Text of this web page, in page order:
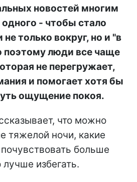
новостей многим
- чтобы стало
только вокруг, но и "в
поэтому люди все чаще
не перегружает,
и помогает хотя бы
ощущение покоя.
что можно
тяжелой ночи, какие
больше
избегать.